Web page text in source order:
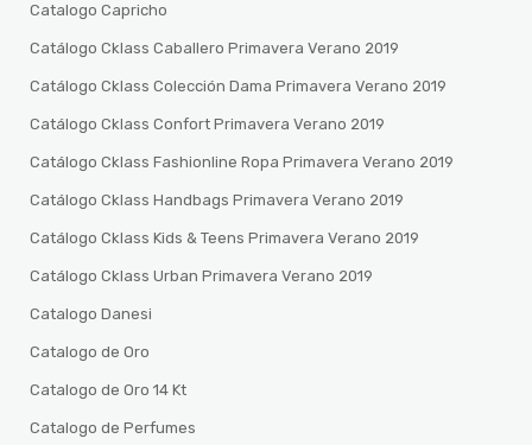
Catalogo Capricho
Catálogo Cklass Caballero Primavera Verano 2019
Catálogo Cklass Colección Dama Primavera Verano 2019
Catálogo Cklass Confort Primavera Verano 2019
Catálogo Cklass Fashionline Ropa Primavera Verano 2019
Catálogo Cklass Handbags Primavera Verano 2019
Catálogo Cklass Kids & Teens Primavera Verano 2019
Catálogo Cklass Urban Primavera Verano 2019
Catalogo Danesi
Catalogo de Oro
Catalogo de Oro 14 Kt
Catalogo de Perfumes